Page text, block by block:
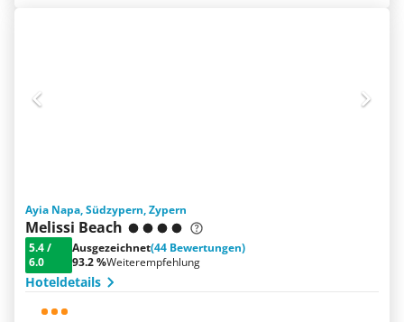
Ayia Napa, Südzypern, Zypern
Melissi Beach
5.4/
6.0
Ausgezeichnet(44 Bewertungen)
93.2 %Weiterempfehlung
Hoteldetails